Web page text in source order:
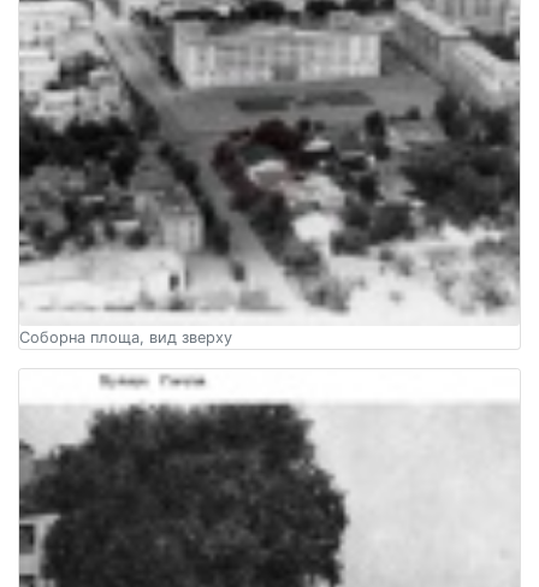
Соборна площа, вид зверху